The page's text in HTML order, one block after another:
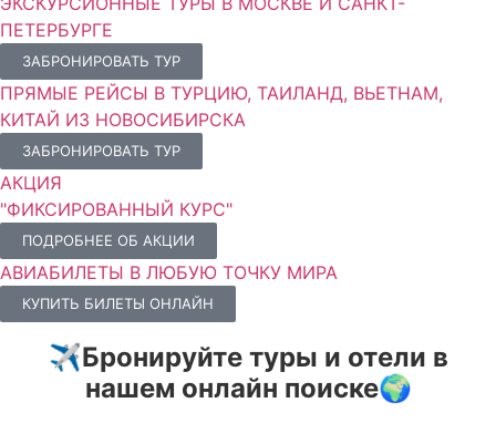
ПЕТЕРБУРГЕ
ЗАБРОНИРОВАТЬ ТУР
ПРЯМЫЕ РЕЙСЫ В ТУРЦИЮ, ТАИЛАНД, ВЬЕТНАМ,
КИТАЙ ИЗ НОВОСИБИРСКА
ЗАБРОНИРОВАТЬ ТУР
АКЦИЯ
"ФИКСИРОВАННЫЙ КУРС"
ПОДРОБНЕЕ ОБ АКЦИИ
АВИАБИЛЕТЫ В ЛЮБУЮ ТОЧКУ МИРА
КУПИТЬ БИЛЕТЫ ОНЛАЙН
✈️Бронируйте туры и отели в
нашем онлайн поиске🌍